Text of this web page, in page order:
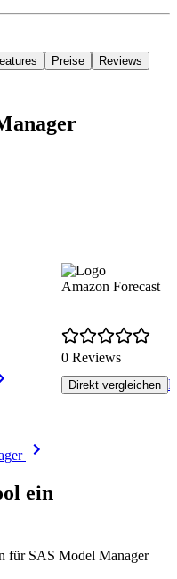
Preise Reviews
Amazon Forecast
0 Reviews
Direkt vergleichen
ein
für SAS Model Manager